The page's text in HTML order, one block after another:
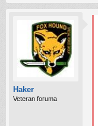
Haker
Veteran foruma